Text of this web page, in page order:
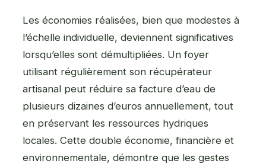
Les économies réalisées, bien que modestes à
l’échelle individuelle, deviennent significatives
lorsqu’elles sont démultipliées. Un foyer
utilisant régulièrement son récupérateur
artisanal peut réduire sa facture d’eau de
plusieurs dizaines d’euros annuellement, tout
en préservant les ressources hydriques
locales. Cette double économie, financière et
environnementale, démontre que les gestes